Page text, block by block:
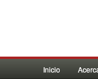
Inicio